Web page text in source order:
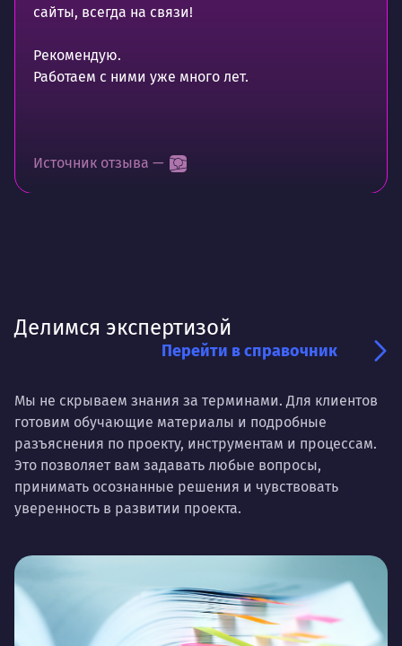
сайты, всегда на связи!
Рекомендую.
Работаем с ними уже много лет.
Источник отзыва —
Делимся экспертизой
Перейти в справочник
Мы не скрываем знания за терминами. Для клиентов
готовим обучающие материалы и подробные
разъяснения по проекту, инструментам и процессам.
Это позволяет вам задавать любые вопросы,
принимать осознанные решения и чувствовать
уверенность в развитии проекта.